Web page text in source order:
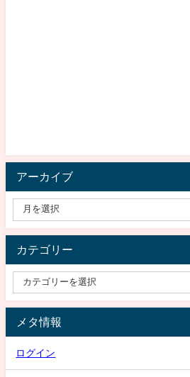
アーカイブ
カテゴリー
メタ情報
ログイン